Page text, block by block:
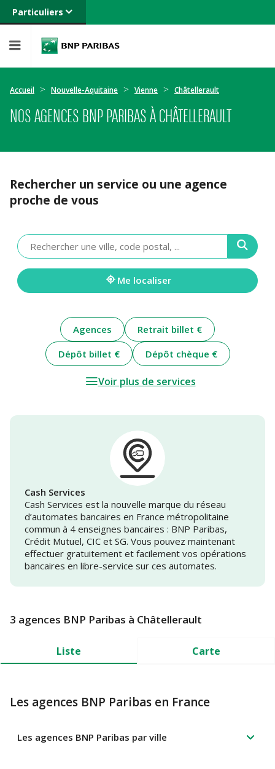
Particuliers
Banque privée
Entreprises
Accueil Nouvelle-Aquitaine Vienne Châtellerault
NOS AGENCES BNP PARIBAS À CHÂTELLERAULT
Rechercher un service ou une agence
proche de vous
Veuillez
renseigner
une
adresse
Me localiser
Agences
Retrait billet €
Dépôt billet €
Dépôt chèque €
Voir plus de services
Cash Services
Cash Services est la nouvelle marque du réseau
d’automates bancaires en France métropolitaine
commun à 4 enseignes bancaires : BNP Paribas,
Crédit Mutuel, CIC et SG. Vous pouvez maintenant
effectuer gratuitement et facilement vos opérations
bancaires en libre-service sur ces automates.
3 agences BNP Paribas à Châtellerault
Liste Carte
Les agences BNP Paribas en France
Les agences BNP Paribas par ville